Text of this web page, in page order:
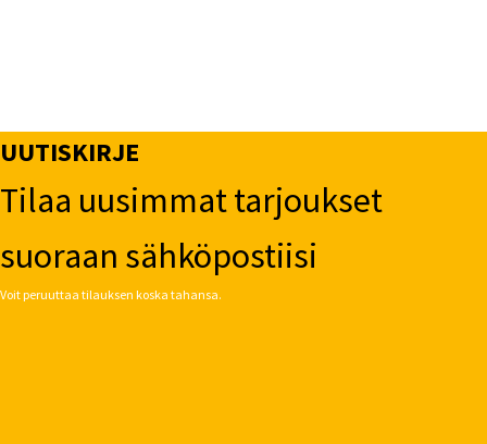
UUTISKIRJE
Tilaa uusimmat tarjoukset
suoraan sähköpostiisi
Voit peruuttaa tilauksen koska tahansa.